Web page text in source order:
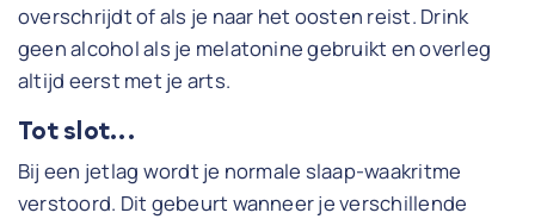
overschrijdt of als je naar het oosten reist. Drink
geen alcohol als je melatonine gebruikt en overleg
altijd eerst met je arts.
Tot slot...
Bij een jetlag wordt je normale slaap-waakritme
verstoord. Dit gebeurt wanneer je verschillende